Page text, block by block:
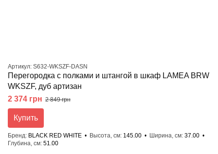
Артикул: S632-WKSZF-DASN
Перегородка с полками и штангой в шкаф LAMEA BRW
WKSZF, дуб артизан
2 374 грн 2 849 грн
Купить
Бренд BLACK RED WHITE Высота, см 145.00 Ширина, см 37.00
Глубина, см 51.00